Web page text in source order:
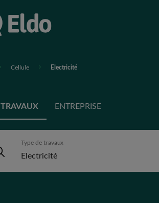
Cellule Electricité
TRAVAUX ENTREPRISE
Type de travaux